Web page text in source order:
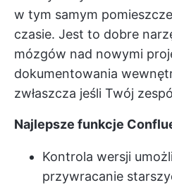
w tym samym
czasie. Jest to dobre
mózgów nad nowymi
dokumentowania
zwłaszcza jeśli Twój
Najlepsze funkcje
Kontrola wersji
przywracanie